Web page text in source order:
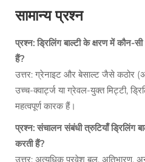
सामान्य प्रश्न
प्रश्न: ड्रिलिंग बाल्टी के क्षरण में कौन-सी
हैं?
उत्तर: ग्रेनाइट और बेसाल्ट जैसे कठोर
उच्च-क्वार्ट्ज या ग्रेवल-युक्त मिट्टी,
महत्वपूर्ण कारक हैं।
प्रश्न: संचालन संबंधी त्रुटियाँ ड्रिलिंग
करती हैं?
उत्तर: अत्यधिक प्रवेश बल, अतिभारण,